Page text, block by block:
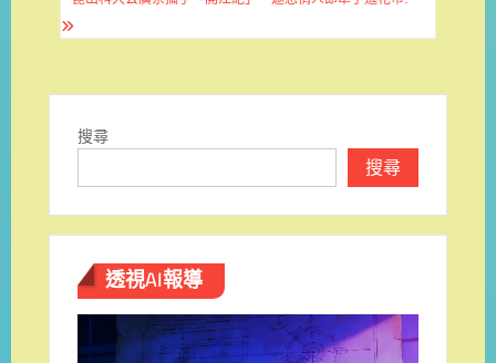
覽
搜尋
搜尋
透視AI報導